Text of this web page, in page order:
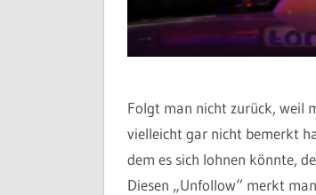
Folgt man nicht zurück, weil
vielleicht gar nicht bemerkt
dem es sich lohnen könnte,
Diesen „Unfollow“ merkt